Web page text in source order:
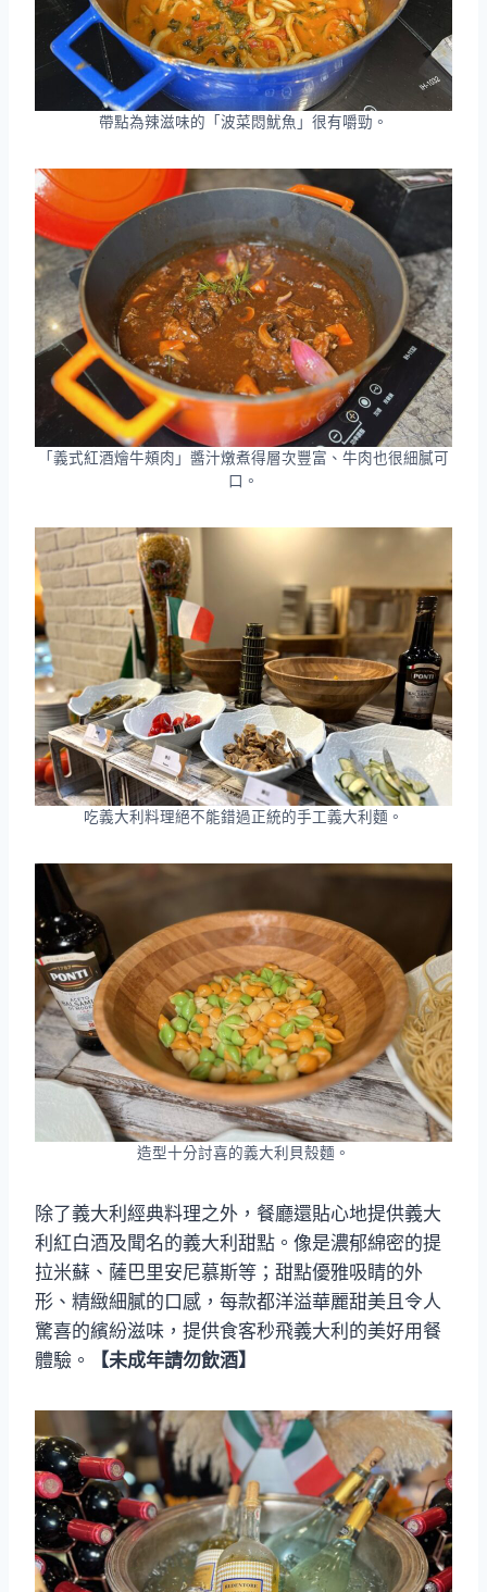
帶點為辣滋味的「波菜悶魷魚」很有嚼勁。
「義式紅酒燴牛頰肉」醬汁燉煮得層次豐富、牛肉也很細膩可
口。
吃義大利料理絕不能錯過正統的手工義大利麵。
造型十分討喜的義大利貝殼麵。
除了義大利經典料理之外，餐廳還貼心地提供義大
利紅白酒及聞名的義大利甜點。像是濃郁綿密的提
拉米蘇、薩巴里安尼慕斯等；甜點優雅吸睛的外
形、精緻細膩的口感，每款都洋溢華麗甜美且令人
驚喜的繽紛滋味，提供食客秒飛義大利的美好用餐
體驗。
【未成年請勿飲酒】